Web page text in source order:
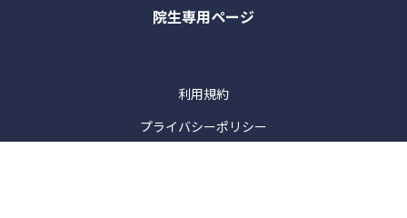
院生専用ページ
利用規約
プライバシーポリシー